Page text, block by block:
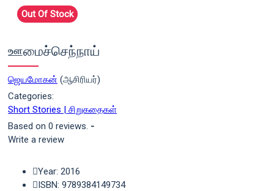
Out Of Stock
ஊமைச்செந்நாய்
ஜெயமோகன் (ஆசிரியர்)
Categories:
Short Stories | சிறுகதைகள்
Based on 0 reviews. -
Write a review
Year: 2016
ISBN: 9789384149734